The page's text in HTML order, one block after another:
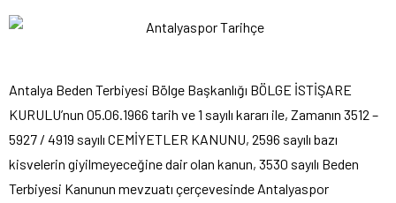
Antalya Beden Terbiyesi Bölge Başkanlığı BÖLGE İSTİŞARE
KURULU’nun 05.06.1966 tarih ve 1 sayılı kararı ile, Zamanın 3512 –
5927 / 4919 sayılı CEMİYETLER KANUNU, 2596 sayılı bazı
kisvelerin giyilmeyeceğine dair olan kanun, 3530 sayılı Beden
Terbiyesi Kanunun mevzuatı çerçevesinde Antalyaspor